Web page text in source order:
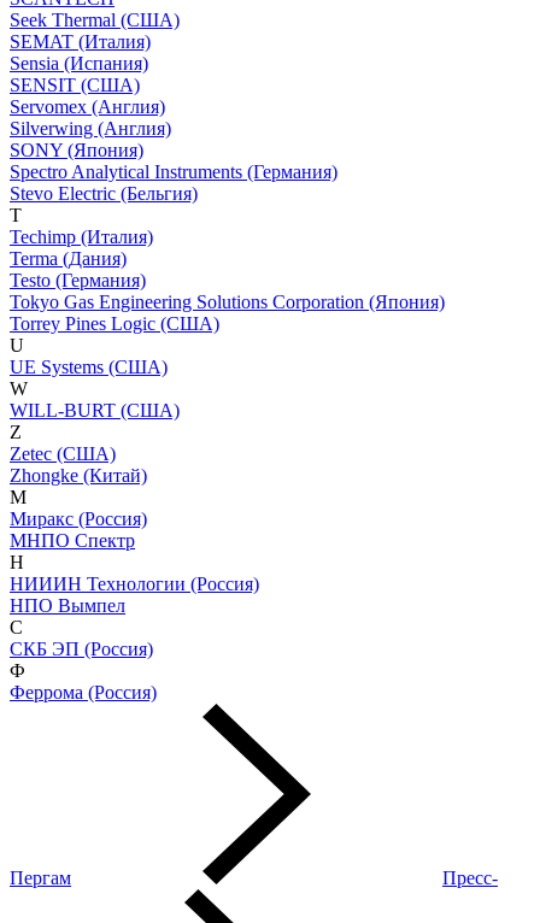
Seek Thermal (США)
SEMAT (Италия)
Sensia (Испания)
SENSIT (США)
Servomex (Англия)
Silverwing (Англия)
SONY (Япония)
Spectro Analytical Instruments (Германия)
Stevo Electric (Бельгия)
T
Techimp (Италия)
Terma (Дания)
Testo (Германия)
Tokyo Gas Engineering Solutions Corporation (Япония)
Torrey Pines Logic (США)
U
UE Systems (США)
W
WILL-BURT (США)
Z
Zetec (США)
Zhongke (Китай)
М
Миракс (Россия)
МНПО Спектр
Н
НИИИН Технологии (Россия)
НПО Вымпел
С
СКБ ЭП (Россия)
Ф
Феррома (Россия)
Пергам Пресс-